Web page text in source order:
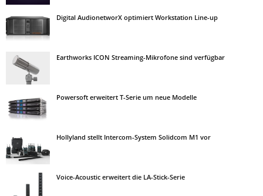
Digital AudionetworX optimiert Workstation Line-up
Earthworks ICON Streaming-Mikrofone sind verfügbar
Powersoft erweitert T-Serie um neue Modelle
Hollyland stellt Intercom-System Solidcom M1 vor
Voice-Acoustic erweitert die LA-Stick-Serie